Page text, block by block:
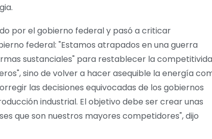
por el gobierno federal y pasó a criticar
federal: "Estamos atrapados en una guerra
sustanciales" para restablecer la
sino de volver a hacer asequible la energía
las decisiones equivocadas de los gobiernos
industrial. El objetivo debe ser crear unas
que son nuestros mayores competidores", dijo